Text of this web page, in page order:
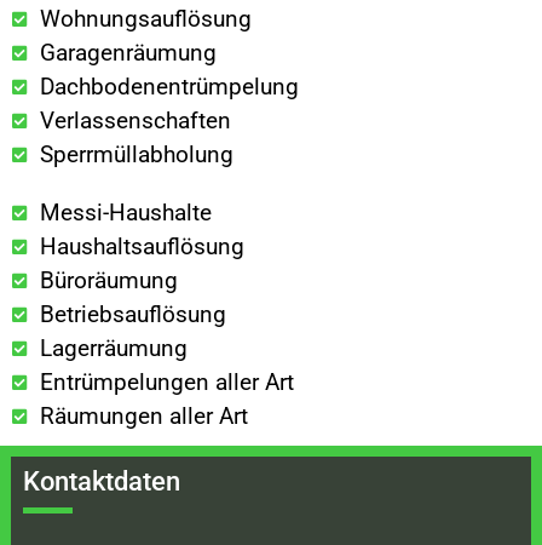
Wohnungsauflösung
Garagenräumung
Dachbodenentrümpelung
Verlassenschaften
Sperrmüllabholung
Messi-Haushalte
Haushaltsauflösung
Büroräumung
Betriebsauflösung
Lagerräumung
Entrümpelungen aller Art
Räumungen aller Art
Kontaktdaten